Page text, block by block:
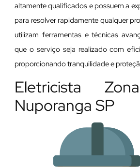
altamente qualificados e possuem a
para resolver rapidamente qualquer
utilizam ferramentas e técnicas
que o serviço seja realizado com
proporcionando tranquilidade e
Eletricista
Nuporanga SP